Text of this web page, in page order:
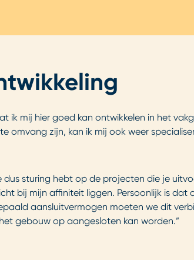
ik mij hier goed kan ontwikkelen in het
omvang zijn, kan ik mij ook weer
dus sturing hebt op de projecten die je
bij mijn affiniteit liggen. Persoonlijk is dat
aansluitvermogen moeten we dit
gebouw op aangesloten kan worden.”